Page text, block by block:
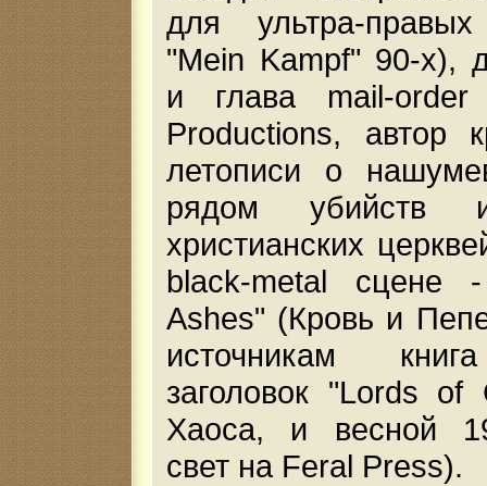
для ультра-
"Mein Kampf" 90-х),
и глава mail-
Productions, автор
летописи о
рядом убийств
христианских
black-metal сцене
Ashes" (Кровь и
источникам
заголовок "Lords of
Хаоса, и весной
свет на Feral Press).